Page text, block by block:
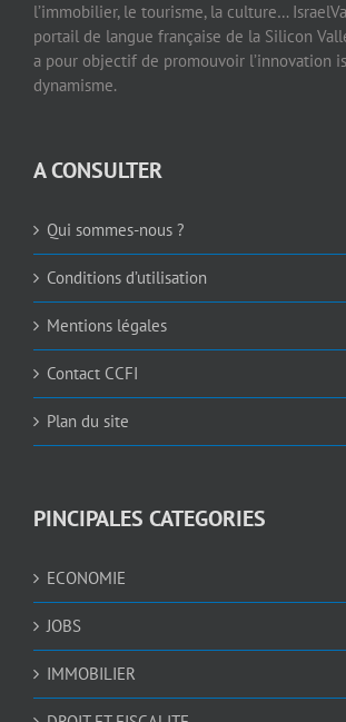
l’immobilier, le tourisme, la culture…
portail de langue française de la Silicon
a pour objectif de promouvoir l’innovation
dynamisme.
A CONSULTER
Qui sommes-nous ?
Conditions d’utilisation
Mentions légales
Contact CCFI
Plan du site
PINCIPALES CATEGORIES
ECONOMIE
JOBS
IMMOBILIER